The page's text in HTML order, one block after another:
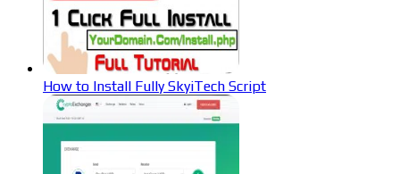
How to Install Fully SkyiTech Script